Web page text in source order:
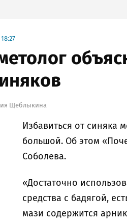
18:27
Щеблыкина
Избавиться от синяка
большой. Об этом
Соболева.
«Достаточно
средства с бадягой,
мази содержится